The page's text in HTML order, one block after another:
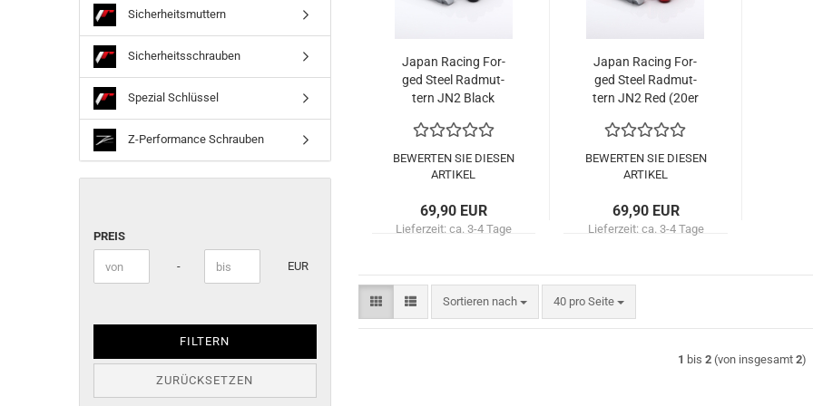
Japan Ra­cing For­
ged Steel Rad­mut­
tern JN2 Black
BEWERTEN SIE DIESEN
ARTIKEL
69,90 EUR
Lieferzeit: ca. 3-4 Tage
Japan Ra­cing For­
ged Steel Rad­mut­
tern JN2 Red (20er
BEWERTEN SIE DIESEN
ARTIKEL
69,90 EUR
Lieferzeit: ca. 3-4 Tage
Sortieren nach
Sortieren nach 40 pro Seite
pro Seite
1 bis2 (von insgesamt2)
Sicherheitsmuttern
Sicherheitsschrauben
Spezial Schlüssel
Z-Performance Schrauben
PREIS
Preis bis - EUR
FILTERN
ZURÜCKSETZEN